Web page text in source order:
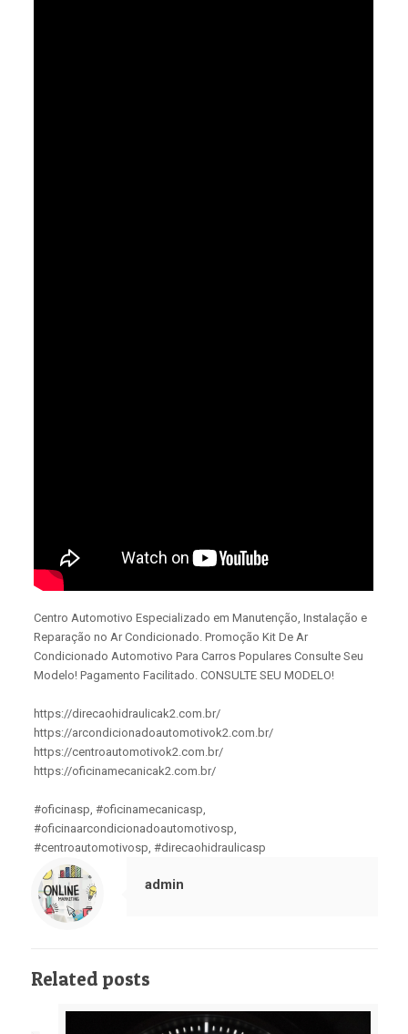
Centro Automotivo Especializado em Manutenção, Instalação e
Reparação no Ar Condicionado. Promoção Kit De Ar
Condicionado Automotivo Para Carros Populares Consulte Seu
Modelo! Pagamento Facilitado. CONSULTE SEU MODELO!
https://direcaohidraulicak2.com.br/
https://arcondicionadoautomotivok2.com.br/
https://centroautomotivok2.com.br/
https://oficinamecanicak2.com.br/
#oficinasp, #oficinamecanicasp,
#oficinaarcondicionadoautomotivosp,
#centroautomotivosp, #direcaohidraulicasp
admin
Related posts